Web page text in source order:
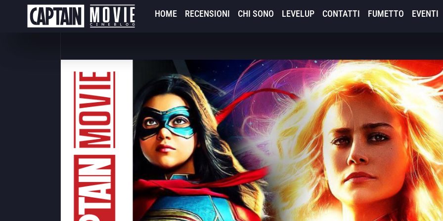
HOME RECENSIONI CHI SONO LEVELUP CONTATTI FUMETTO EVENTI